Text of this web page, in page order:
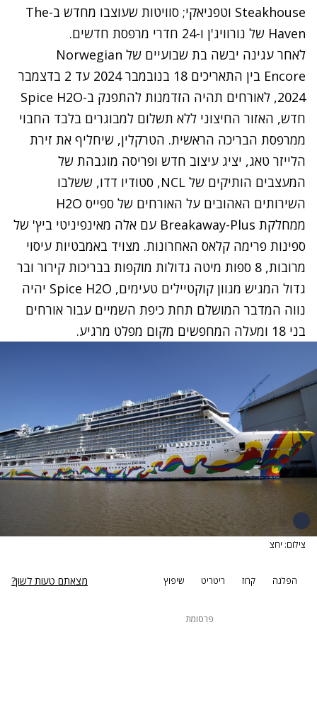
Steakhouse וטפניאקי; סוויטות שעוצבו מחדש ב-The
Haven של נורוויג'ן ו-24 חדרי מרפסת חדשים.
לאחר עגינה יבשה בת שבועיים של Norwegian
Encore בין התאריכים 18 בנובמבר 2024 עד 2 בדצמבר
2024, לאורחים תהיה הזדמנות להתפנק ב-Spice H2O
חדש, האזור החיצוני ללא תשלום למבוגרים בלבד החבוי
ממרפסת הבריכה הראשית. הטרקלין, שיחליף את זירת
הלייזר טאג, יציג עיצוב חדש ופריסה מוגבהת של
המעצבים הותיקים של NCL, סטודיו דדו, ששלבו
השירותים האהובים על האורחים של ספייס H2O
ממחלקת Breakaway-Plus עם אלה מאינפיניטי ביץ' של
ספינות פרימה קלאס האחרונות. מצויד באמבטיות עיסוי
מרובות, 8 ספות מיטה גדולות מוקפות בבריכות קירור ובר
גדול המגיש מגוון קוקטיילים טעימים, Spice H2O יהיה
נווה המדבר המושלם תחת כיפת השמיים עבור אורחים
בני 18 ומעלה המחפשים מקום מפלט מרגיע.
צילום: יחצ
הפלגה קרוז ריטריט שיפוץ מצאתם טעות לשון?
פרסומת